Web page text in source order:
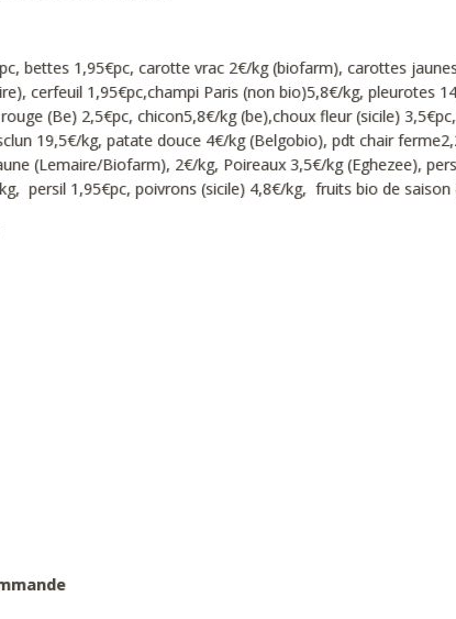
bettes 1,95€pc, carotte vrac 2€/kg (biofarm), carottes
cerfeuil 1,95€pc,champi Paris (non bio)5,8€/kg, pleurotes
(Be) 2,5€pc, chicon5,8€/kg (be),choux fleur (sicile)
19,5€/kg, patate douce 4€/kg (Belgobio), pdt chair
(Lemaire/Biofarm), 2€/kg, Poireaux 3,5€/kg (Eghezee),
persil 1,95€pc, poivrons (sicile) 4,8€/kg, fruits bio de